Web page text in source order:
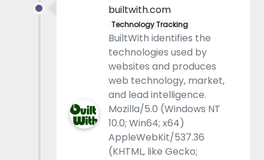
builtwith.com
Technology Tracking
BuiltWith identifies the
technologies used by
websites and produces
web technology, market,
and lead intelligence.
Mozilla/5.0 (Windows NT
10.0; Win64; x64)
AppleWebKit/537.36
(KHTML, like Gecko;